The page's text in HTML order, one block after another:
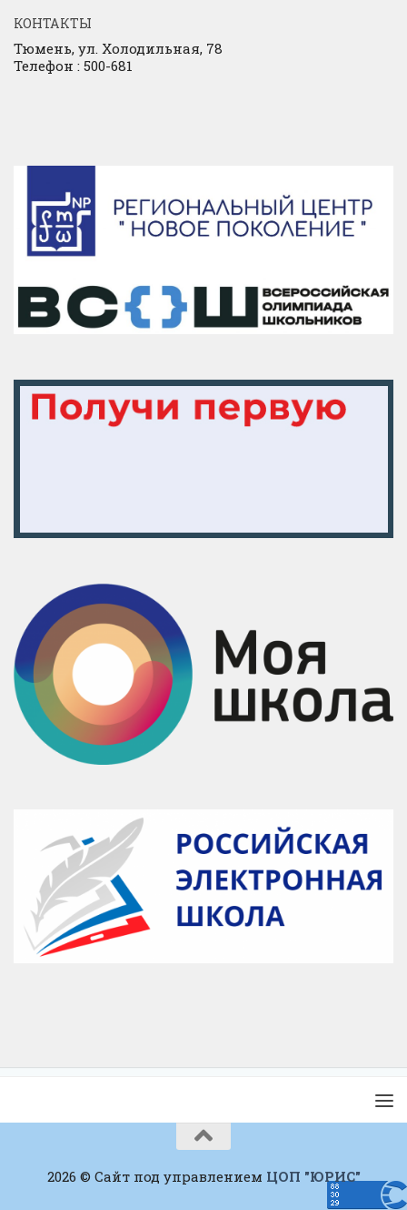
КОНТАКТЫ
Тюмень, ул. Холодильная, 78
Телефон : 500-681
2026 © Сайт под управлением ЦОП "ЮРИС"